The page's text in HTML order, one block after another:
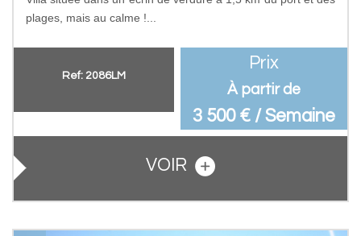
plages, mais au calme !...
Ref: 2086LM
Prix
À partir de
3 500 € / Semaine
VOIR